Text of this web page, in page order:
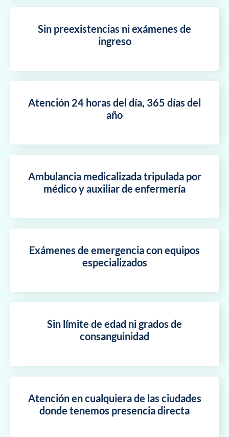
Sin preexistencias ni exámenes de
ingreso
Atención 24 horas del día, 365 días del
año
Ambulancia medicalizada tripulada por
médico y auxiliar de enfermería
Exámenes de emergencia con equipos
especializados
Sin límite de edad ni grados de
consanguinidad
Atención en cualquiera de las ciudades
donde tenemos presencia directa